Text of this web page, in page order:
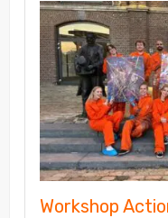
Workshop
Workshop
Action
Painting